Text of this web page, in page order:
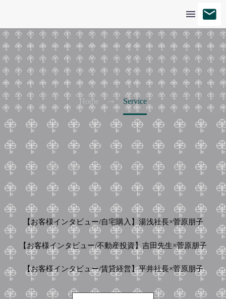
Home Service
SERVICE
【お客様インタビュー/自宅購入】湯浅社長×菅原朋子
【お客様インタビュー/不動産投資】吉田先生×菅原朋子
【お客様インタビュー/賃貸経営】平井社長×菅原朋子